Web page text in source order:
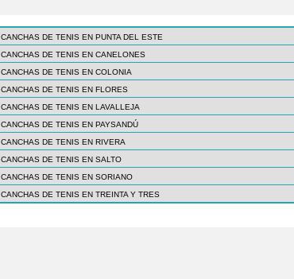
CANCHAS DE TENIS EN PUNTA DEL ESTE
CANCHAS DE TENIS EN CANELONES
CANCHAS DE TENIS EN COLONIA
CANCHAS DE TENIS EN FLORES
CANCHAS DE TENIS EN LAVALLEJA
CANCHAS DE TENIS EN PAYSANDÚ
CANCHAS DE TENIS EN RIVERA
CANCHAS DE TENIS EN SALTO
CANCHAS DE TENIS EN SORIANO
CANCHAS DE TENIS EN TREINTA Y TRES